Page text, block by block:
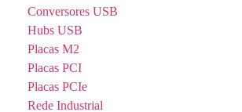
Conversores USB
Hubs USB
Placas M2
Placas PCI
Placas PCIe
Rede Industrial